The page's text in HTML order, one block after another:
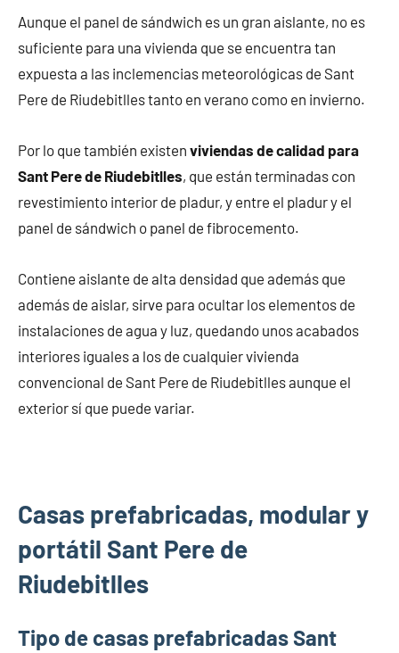
Aunque el panel de sándwich es un gran aislante, no es
suficiente para una vivienda que se encuentra tan
expuesta a las inclemencias meteorológicas de Sant
Pere de Riudebitlles tanto en verano como en invierno.
Por lo que también existen viviendas de calidad para
Sant Pere de Riudebitlles, que están terminadas con
revestimiento interior de pladur, y entre el pladur y el
panel de sándwich o panel de fibrocemento.
Contiene aislante de alta densidad que además que
además de aislar, sirve para ocultar los elementos de
instalaciones de agua y luz, quedando unos acabados
interiores iguales a los de cualquier vivienda
convencional de Sant Pere de Riudebitlles aunque el
exterior sí que puede variar.
Casas prefabricadas, modular y
portátil Sant Pere de
Riudebitlles
Tipo de casas prefabricadas Sant